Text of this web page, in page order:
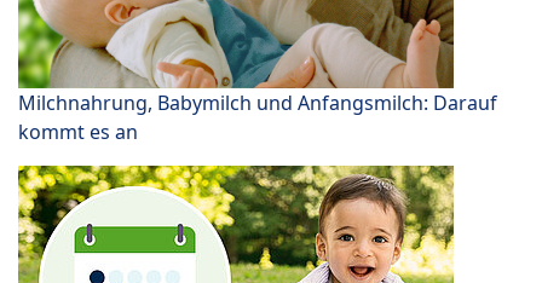
Milchnahrung, Babymilch und Anfangsmilch: Darauf
kommt es an